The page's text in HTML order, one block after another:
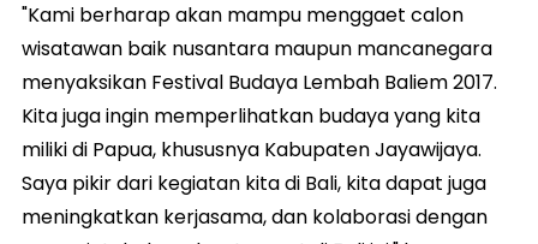
"Kami berharap akan mampu menggaet calon
wisatawan baik nusantara maupun mancanegara
menyaksikan Festival Budaya Lembah Baliem 2017.
Kita juga ingin memperlihatkan budaya yang kita
miliki di Papua, khususnya Kabupaten Jayawijaya.
Saya pikir dari kegiatan kita di Bali, kita dapat juga
meningkatkan kerjasama, dan kolaborasi dengan